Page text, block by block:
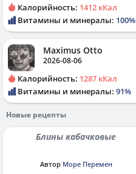
Калорийность: 1412 кКал
Витамины и минералы: 100%
Maximus Otto
2026-08-06
Калорийность: 1287 кКал
Витамины и минералы: 91%
Новые рецепты
Блины кабачковые
Автор Море Перемен